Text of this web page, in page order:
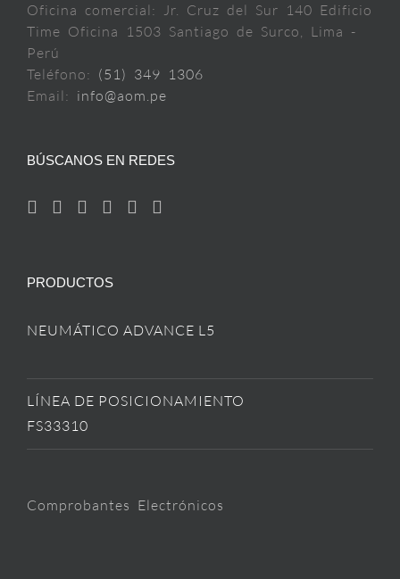
Oficina comercial: Jr. Cruz del Sur 140 Edificio
Time Oficina 1503 Santiago de Surco, Lima -
Perú
Teléfono: (51) 349 1306
Email: info@aom.pe
BÚSCANOS EN REDES
PRODUCTOS
NEUMÁTICO ADVANCE L5
LÍNEA DE POSICIONAMIENTO
FS33310
Comprobantes Electrónicos